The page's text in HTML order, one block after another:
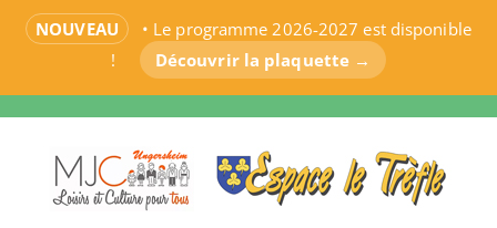
NOUVEAU
• Le programme 2026-2027 est disponible
!
Découvrir la plaquette →
contenu